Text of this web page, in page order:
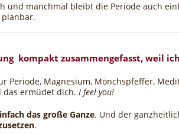
und manchmal bleibt die Periode auch
planbar.
kompakt zusammengefasst, weil
Periode, Magnesium, Mönchspfeffer,
das ermüdet dich. I feel you!
das große Ganze. Und der
.